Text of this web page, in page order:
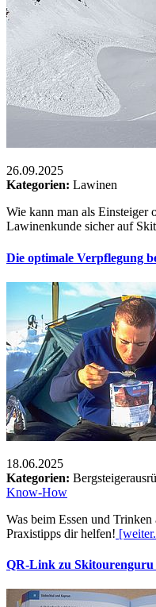
26.09.2025
Kategorien: Lawinen
Wie kann man als Einsteiger
Lawinenkunde sicher auf
Die optimale Verpflegung
18.06.2025
Kategorien:
Know-How
Was beim Essen und
Praxistipps dir helfen!
QR-Link zu